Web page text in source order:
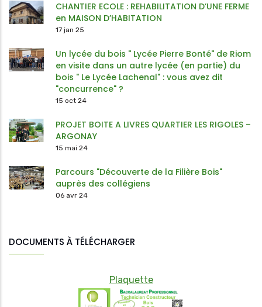
CHANTIER ECOLE : REHABILITATION D’UNE FERME
en MAISON D’HABITATION
17 jan 25
Un lycée du bois " Lycée Pierre Bonté" de Riom
en visite dans un autre lycée (en partie) du
bois " Le Lycée Lachenal" : vous avez dit
"concurrence" ?
15 oct 24
PROJET BOITE A LIVRES QUARTIER LES RIGOLES –
ARGONAY
15 mai 24
Parcours "Découverte de la Filière Bois"
auprès des collégiens
06 avr 24
DOCUMENTS À TÉLÉCHARGER
Plaquette